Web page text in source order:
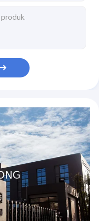
Dienes Slitter Knives
Film Tipis Slitter Knife 80mm
Blade Untuk Mesin Daur Ulang
Foil Rubber Cutting
Tips Untuk Pembuatan Gergaji Dingin